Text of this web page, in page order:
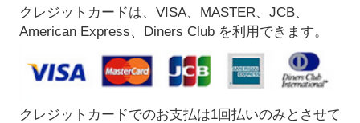
クレジットカードは、VISA、MASTER、JCB、
American Express、Diners Club を利用できます。
クレジットカードでのお支払は1回払いのみとさせて